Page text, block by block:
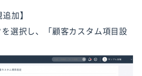
加】
選択し、「顧客カスタム項目設